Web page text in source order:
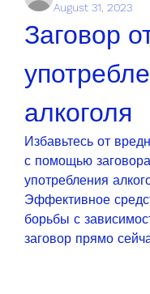
August 31, 2023
Заговор
алкоголя
Избавьтесь от
с помощью
употребления
Эффективное
борьбы с
заговор прямо